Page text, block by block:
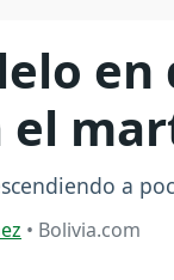
en
a
• Bolivia.com